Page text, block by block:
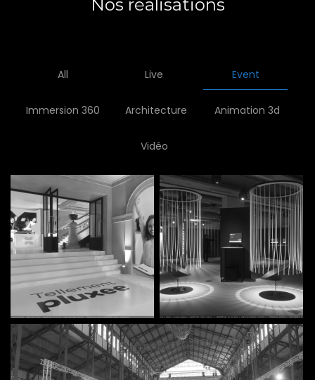
Nos réalisations
All Live Event
Immersion 360 Architecture Animation 3d
Vidéo